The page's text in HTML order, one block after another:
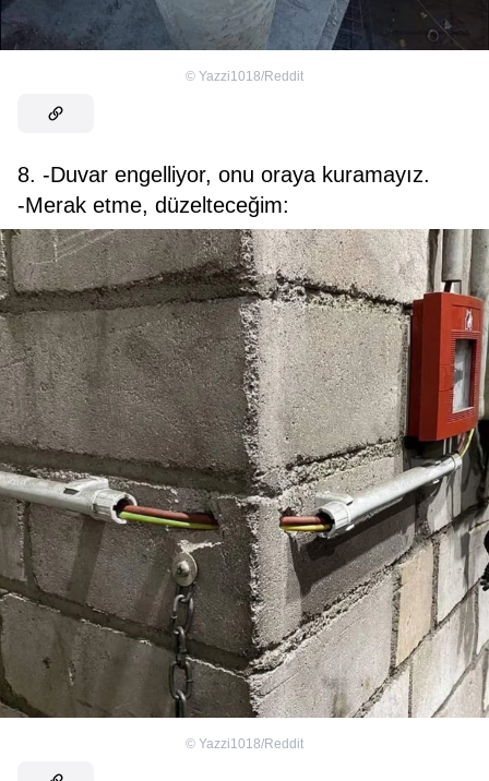
© Yazzi1018/Reddit
8. -Duvar engelliyor, onu oraya kuramayız.
-Merak etme, düzelteceğim:
© Yazzi1018/Reddit